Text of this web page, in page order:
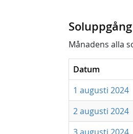
Månadens alla
Datum
1 augusti 2024
2 augusti 2024